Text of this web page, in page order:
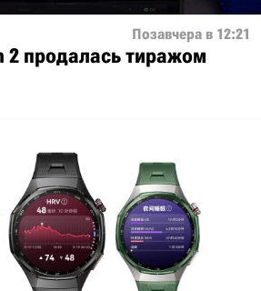
Позавчера в 12:21
2 продалась тиражом